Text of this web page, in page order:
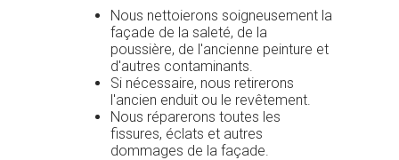
Nous nettoierons soigneusement la
façade de la saleté, de la
poussière, de l'ancienne peinture et
d'autres contaminants.
Si nécessaire, nous retirerons
l'ancien enduit ou le revêtement.
Nous réparerons toutes les
fissures, éclats et autres
dommages de la façade.